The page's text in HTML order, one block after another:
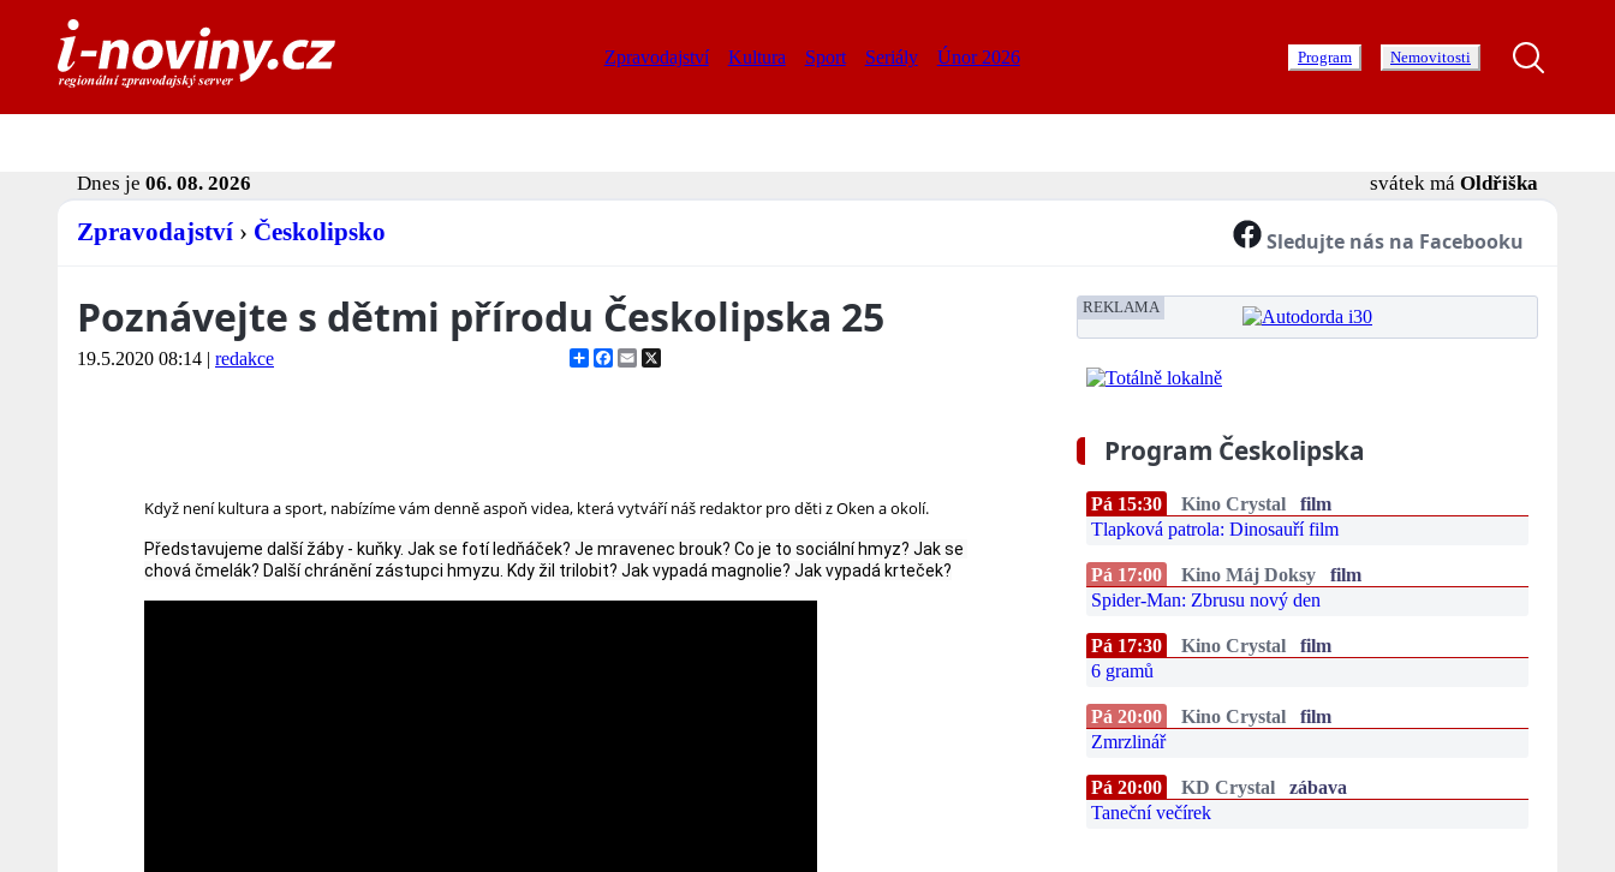
Zpravodajství Kultura Sport Seriály Únor 2026 Program Nemovitosti
Dnes je 06. 08. 2026 svátek má Oldřiška
Zpravodajství › Českolipsko Sledujte nás na Facebooku
Poznávejte s dětmi přírodu Českolipska 25
19.5.2020 08:14 | redakce ShareFacebook
Email
Když není kultura a sport, nabízíme vám denně aspoň videa, která vytváří náš redaktor pro děti z Oken a okolí.
Představujeme další žáby - kuňky. Jak se fotí ledňáček? Je mravenec brouk? Co je to sociální hmyz? Jak se
chová čmelák? Další chránění zástupci hmyzu. Kdy žil trilobit? Jak vypadá magnolie? Jak vypadá krteček?
REKLAMA
Program Českolipska
Pá 15:30 Kino Crystal
film
Tlapková patrola: Dinosauří film
Pá 17:00 Kino Máj Doksy
film
Spider-Man: Zbrusu nový den
Pá 17:30 Kino Crystal
film
6 gramů
Pá 20:00 Kino Crystal
film
Zmrzlinář
Pá 20:00 KD Crystal
zábava
Taneční večírek